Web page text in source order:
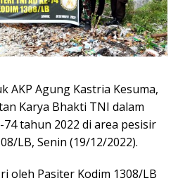
AKP Agung Kastria Kesuma,
Karya Bhakti TNI dalam
tahun 2022 di area pesisir
LB, Senin (19/12/2022).
oleh Pasiter Kodim 1308/LB